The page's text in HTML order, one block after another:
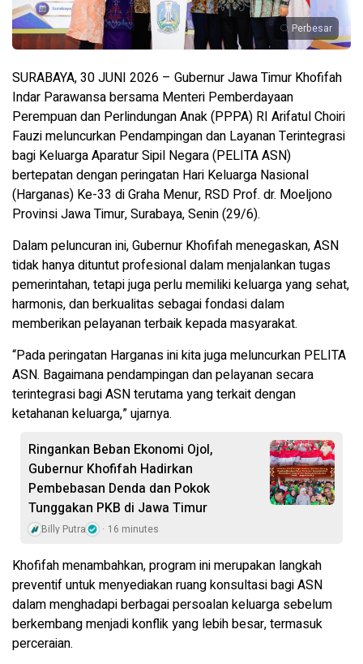
Perbesar
SURABAYA, 30 JUNI 2026 – Gubernur Jawa Timur Khofifah
Indar Parawansa bersama Menteri Pemberdayaan
Perempuan dan Perlindungan Anak (PPPA) RI Arifatul Choiri
Fauzi meluncurkan Pendampingan dan Layanan Terintegrasi
bagi Keluarga Aparatur Sipil Negara (PELITA ASN)
bertepatan dengan peringatan Hari Keluarga Nasional
(Harganas) Ke-33 di Graha Menur, RSD Prof. dr. Moeljono
Provinsi Jawa Timur, Surabaya, Senin (29/6).
Dalam peluncuran ini, Gubernur Khofifah menegaskan, ASN
tidak hanya dituntut profesional dalam menjalankan tugas
pemerintahan, tetapi juga perlu memiliki keluarga yang sehat,
harmonis, dan berkualitas sebagai fondasi dalam
memberikan pelayanan terbaik kepada masyarakat.
“Pada peringatan Harganas ini kita juga meluncurkan PELITA
ASN. Bagaimana pendampingan dan pelayanan secara
terintegrasi bagi ASN terutama yang terkait dengan
ketahanan keluarga,” ujarnya.
Ringankan Beban Ekonomi Ojol,
Gubernur Khofifah Hadirkan
Pembebasan Denda dan Pokok
Tunggakan PKB di Jawa Timur
Billy Putra 16 minutes
Khofifah menambahkan, program ini merupakan langkah
preventif untuk menyediakan ruang konsultasi bagi ASN
dalam menghadapi berbagai persoalan keluarga sebelum
berkembang menjadi konflik yang lebih besar, termasuk
perceraian.